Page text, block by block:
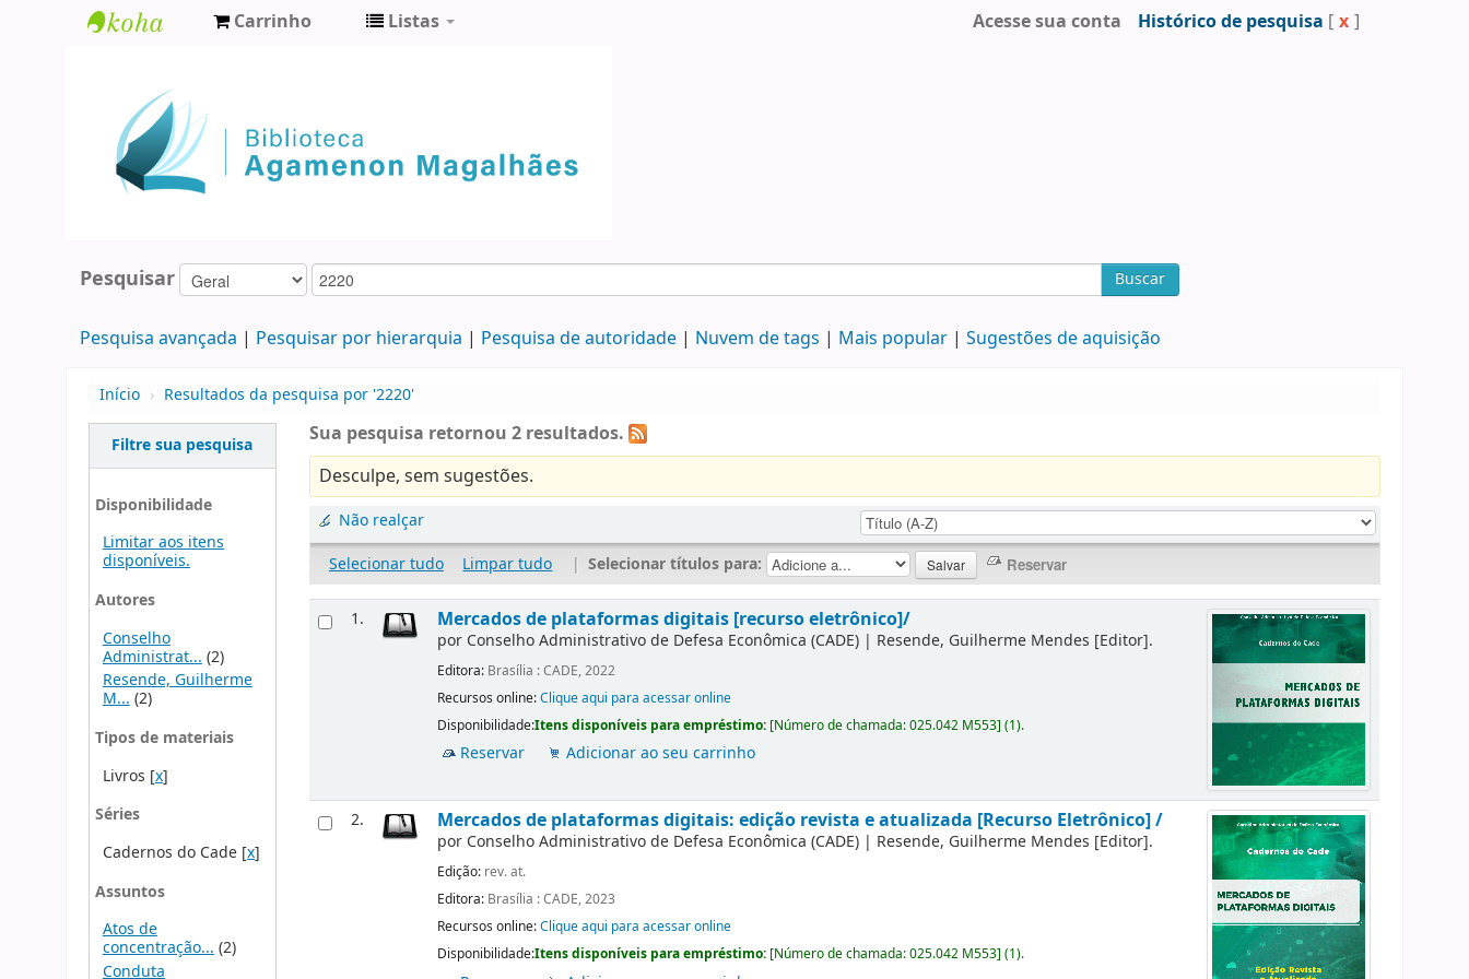
Agamenon
Magalhães
Carrinho Listas Acesse sua conta Histórico de pesquisa [ x ]
Pesquisar Buscar
Pesquisa avançada Pesquisar por hierarquia Pesquisa de autoridade Nuvem de tags Mais popular Sugestões de aquisição
Início › Resultados da pesquisa por '2220'
Filtre sua pesquisa
Disponibilidade
Limitar aos itens
disponíveis.
Autores
Conselho
Administrat... (2)
Resende, Guilherme
M...(2)
Tipos de materiais
Livros [x]
Séries
Cadernos do Cade[x]
Assuntos
Atos de
concentração...(2)
Conduta
Sua pesquisa retornou 2 resultados.
Desculpe, sem sugestões.
Não realçar
Selecionar tudo
Limpar tudo | Selecionar títulos para:
1. Mercados de plataformas digitais [recurso eletrônico]/
por Conselho Administrativo de Defesa Econômica (CADE) | Resende, Guilherme Mendes [Editor].
Editora: Brasília : CADE, 2022
Recursos online:Clique aqui para acessar online
Disponibilidade:Itens disponíveis para empréstimo: [Número de chamada:025.042 M553](1).
Reservar Adicionar ao seu carrinho
2. Mercados de plataformas digitais: edição revista e atualizada [Recurso Eletrônico] /
por Conselho Administrativo de Defesa Econômica (CADE) | Resende, Guilherme Mendes [Editor].
Edição: rev. at.
Editora: Brasília : CADE, 2023
Recursos online:Clique aqui para acessar online
Disponibilidade:Itens disponíveis para empréstimo: [Número de chamada:025.042 M553](1).